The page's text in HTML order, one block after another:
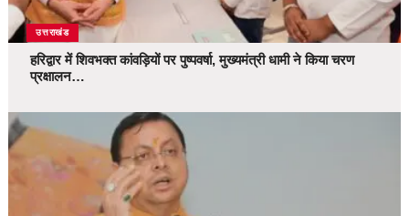
उत्तराखंड
हरिद्वार में शिवभक्त कांवड़ियों पर पुष्पवर्षा, मुख्यमंत्री धामी ने किया चरण
प्रक्षालन…